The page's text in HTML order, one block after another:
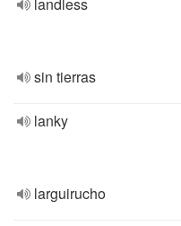
sin tierras
lanky
larguirucho